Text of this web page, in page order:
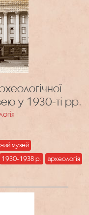
у 1930-ті рр.
музей
1930-1938 р. археологія